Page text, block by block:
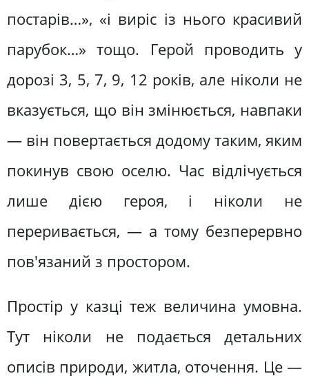
постарів…», «і виріс із нього красивий
парубок…» тощо. Герой проводить у
дорозі 3, 5, 7, 9, 12 років, але ніколи не
вказується, що він змінюється, навпаки
— він повертається додому таким, яким
покинув свою оселю. Час відлічується
лише дією героя, і ніколи не
переривається, — а тому безперервно
пов'язаний з простором.
Простір у казці теж величина умовна.
Тут ніколи не подається детальних
описів природи, житла, оточення. Це —